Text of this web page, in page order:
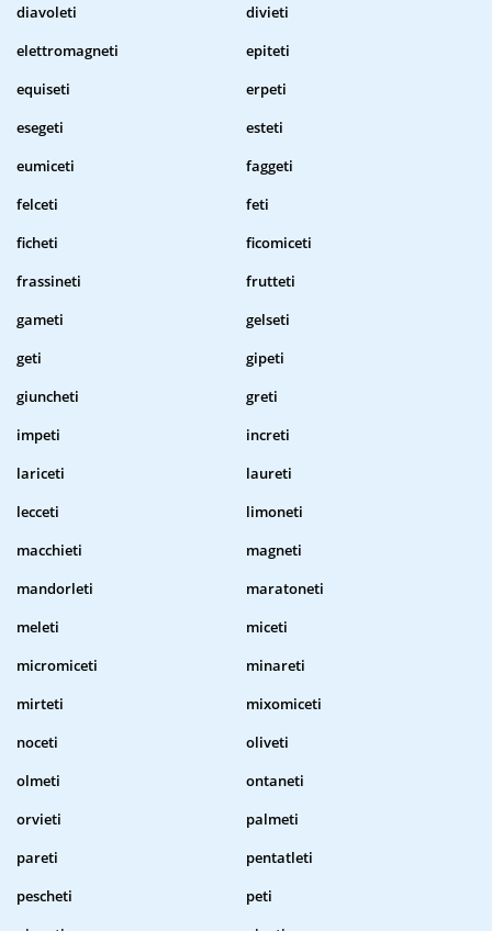
diavoleti
divieti
elettromagneti
epiteti
equiseti
erpeti
esegeti
esteti
eumiceti
faggeti
felceti
feti
ficheti
ficomiceti
frassineti
frutteti
gameti
gelseti
geti
gipeti
giuncheti
greti
impeti
increti
lariceti
laureti
lecceti
limoneti
macchieti
magneti
mandorleti
maratoneti
meleti
miceti
micromiceti
minareti
mirteti
mixomiceti
noceti
oliveti
olmeti
ontaneti
orvieti
palmeti
pareti
pentatleti
pescheti
peti